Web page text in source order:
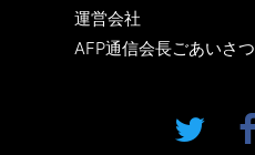
運営会社
AFP通信会長ごあいさつ